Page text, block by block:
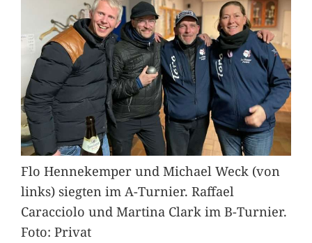
Flo Hennekemper und Michael Weck (von
links) siegten im A-Turnier. Raffael
Caracciolo und Martina Clark im B-Turnier.
Foto: Privat